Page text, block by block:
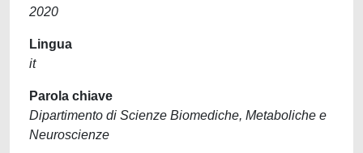
2020
Lingua
it
Parola chiave
Dipartimento di Scienze Biomediche, Metaboliche e
Neuroscienze